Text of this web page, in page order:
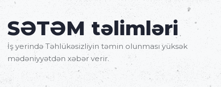
SƏTƏM təlimləri
İş yerində Təhlükəsizliyin təmin olunması yüksək
mədəniyyətdən xəbər verir.